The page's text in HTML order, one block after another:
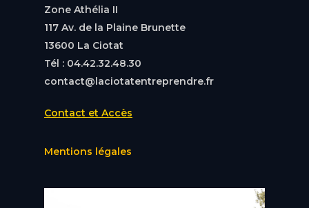
Zone Athélia II
117 Av. de la Plaine Brunette
13600 La Ciotat
Tél : 04.42.32.48.30
contact@laciotatentreprendre.fr
Contact et Accès
Mentions légales